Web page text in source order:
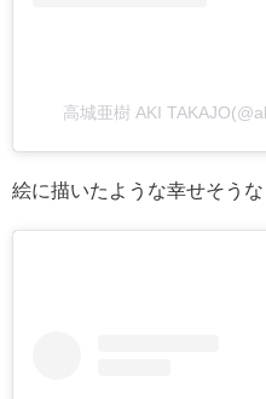
高城亜樹 AKI
絵に描いたような幸せそうな